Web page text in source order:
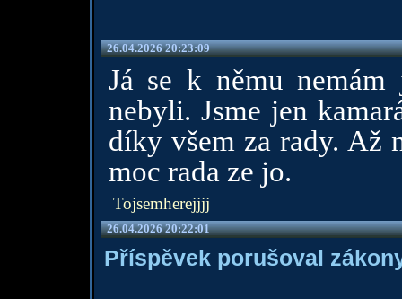
26.04.2026 20:23:09
Já se k němu
nebyli. Jsme jen
díky všem za rady. Až
moc rada ze jo.
Tojsemherejjjj
26.04.2026 20:22:01
Příspěvek porušoval